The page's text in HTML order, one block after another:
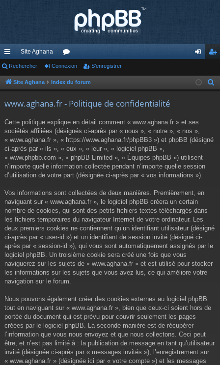
cc
ès
de
Site Aghana
or
u ne nr
Rechercher Connexion S’enregistrer
Site Aghana Index du forum
www.aghana.fr - Politique de confidentialité
Cette politique explique en détail comment « www.aghana.fr » et ses
sociétés affiliées (désignés ci-après par « nous », « notre », « nos »,
« www.aghana.fr », « https://www.aghana.fr/phpBB3 ») et phpBB (désigné
ci-après par « ils », « eux », « leur », « logiciel phpBB »,
« www.phpbb.com », « phpBB Limited », « Équipes phpBB ») utilisent
n’importe quelle information collectée pendant n’importe quelle session
d’utilisation de votre part (désignée ci-après par « vos informations »).
Vos informations sont collectées de deux manières. Premièrement, en
naviguant sur « www.aghana.fr », le logiciel phpBB créera un certain
nombre de cookies, qui sont des petits fichiers textes téléchargés dans
les fichiers temporaires du navigateur Internet de votre ordinateur. Les
deux premiers cookies ne contiennent qu’un identifiant utilisateur (désigné
ci-après par « user-id ») et un identifiant de session invité (désigné ci-
après par « session-id »), qui vous sont automatiquement assignés par le
logiciel phpBB. Un troisième cookie sera créé une fois que vous
naviguerez sur les sujets de « www.aghana.fr » et est utilisé pour stocker
les informations sur les sujets que vous avez lus, ce qui améliore votre
navigation sur le forum.
Nous pouvons également créer des cookies externes au logiciel phpBB
tout en naviguant sur « www.aghana.fr », bien que ceux-ci soient hors de
portée du document qui est prévu pour couvrir seulement les pages
créées par le logiciel phpBB. La seconde manière est de récupérer
l’information que vous nous envoyez et que nous collectons. Ceci peut
être, et n’est pas limité à : la publication de message en tant qu’utilisateur
invité (désignée ci-après par « messages invités »), l’enregistrement sur
« www.aghana.fr » (désignée ici par « votre compte ») et les messages